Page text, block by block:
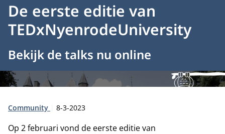
De eerste editie van
TEDxNyenrodeUniversity
Bekijk de talks nu online
Type:
Community Publicatiedatum:
8-3-2023
Op 2 februari vond de eerste editie van